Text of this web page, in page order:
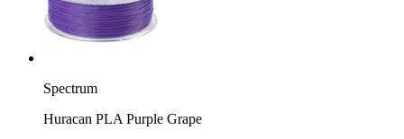
Spectrum
Huracan PLA Purple Grape